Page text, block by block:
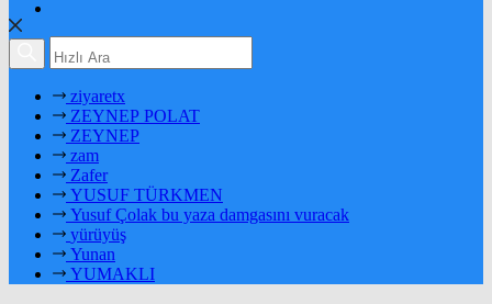
ziyaretx
ZEYNEP POLAT
ZEYNEP
zam
Zafer
YUSUF TÜRKMEN
Yusuf Çolak bu yaza damgasını vuracak
yürüyüş
Yunan
YUMAKLI